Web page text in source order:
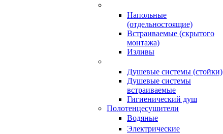
Напольные
(отдельностоящие)
Встраиваемые (скрытого
монтажа)
Изливы
Душевые системы (стойки)
Душевые системы
встраиваемые
Гигиенический душ
Полотенцесушители
ㅤВодяные
ㅤЭлектрические